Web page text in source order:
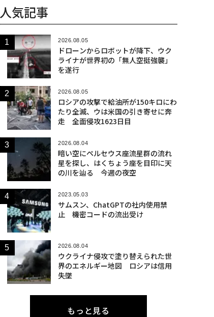
人気記事
2026.08.05
ドローンからロボットが降下、ウク
ライナが世界初の「無人空挺強襲」
を遂行
2026.08.05
ロシアの攻撃で給油所が150キロにわ
たり全滅、ウは米国の引き寄せに奔
走 全面侵攻1623日目
2026.08.04
暗い空にペルセウス座流星群の流れ
星を探し、はくちょう座を目印に天
の川を辿る 今週の夜空
2023.05.03
サムスン、ChatGPTの社内使用禁
止 機密コードの流出受け
2026.08.04
ウクライナ侵攻で塗り替えられた世
界のエネルギー地図 ロシアは信用
失墜
もっと見る